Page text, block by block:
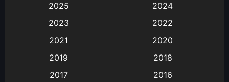
Animation การ์ตูน
Animation อนิเมะ
2025
2024
2023
2022
2021
2020
2019
2018
2017
2016